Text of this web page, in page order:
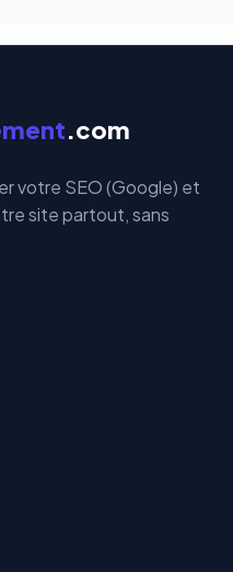
.com
votre SEO (Google) et
site partout, sans